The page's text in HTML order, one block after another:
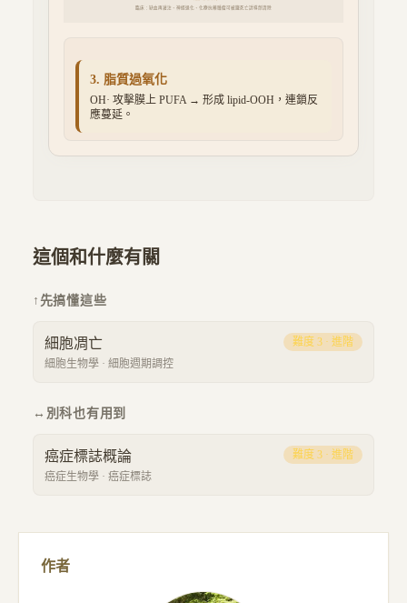
臨床：缺血再灌注、神經退化、化療抗藥腫瘤可被鐵死亡誘導劑清除
3. 脂質過氧化
OH· 攻擊膜上 PUFA → 形成 lipid-OOH，連鎖反
應蔓延。
這個和什麼有關
↑ 先搞懂這些
細胞凋亡
細胞生物學 · 細胞週期調控
難度 3 · 進階
↔ 別科也有用到
癌症標誌概論
癌症生物學 · 癌症標誌
難度 3 · 進階
作者